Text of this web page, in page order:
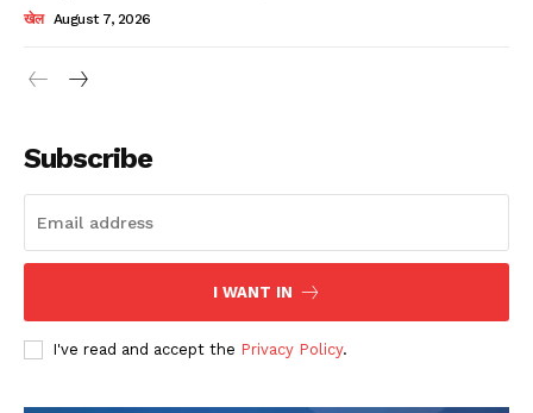
खेल August 7, 2026
Subscribe
I WANT IN
I've read and accept the Privacy Policy.